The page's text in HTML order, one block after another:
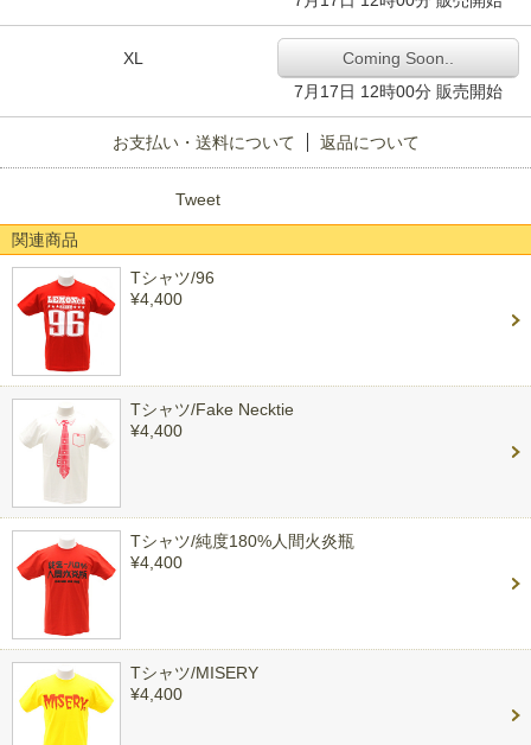
XL
Coming Soon..
7月17日 12時00分 販売開始
お支払い・送料について 返品について
Tweet
関連商品
Tシャツ/96
¥4,400
Tシャツ/Fake Necktie
¥4,400
Tシャツ/純度180%人間火炎瓶
¥4,400
Tシャツ/MISERY
¥4,400